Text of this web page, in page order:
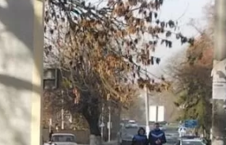
Час роботи: Пн-Пт: 09:00-18:00
Сб: 10:00-15:00 Нд: Вихідний
Адреса: 02660, м. Київ,
ул. Бориспольская, 9, оф. 26
Напишіть нам:
manager@reclamaster.com.ua